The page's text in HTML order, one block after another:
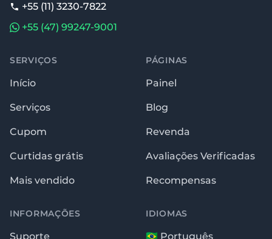
+55 (11) 3230-7822
+55 (47) 99247-9001
SERVIÇOS
Início
Serviços
Cupom
Curtidas grátis
Mais vendido
PÁGINAS
Painel
Blog
Revenda
Avaliações Verificadas
Recompensas
INFORMAÇÕES
Suporte
IDIOMAS
🇧🇷 Português